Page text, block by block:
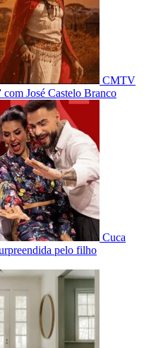
CMTV
José Castelo Branco
Cuca
pelo filho